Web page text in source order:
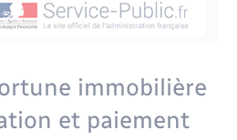
immobilière
et paiement